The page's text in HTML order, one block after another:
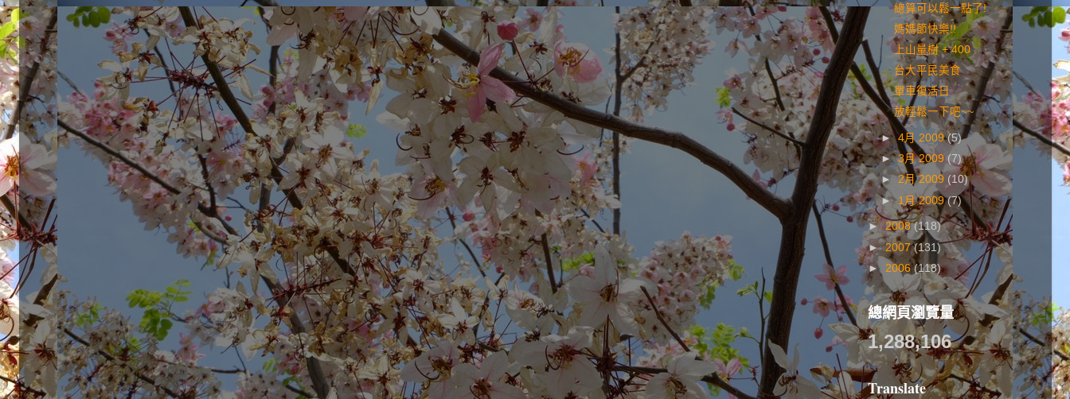
總算可以鬆一點了!
媽媽節快樂!!
上山量樹 + 400
台大平民美食
單車復活日
放輕鬆一下吧~~
►4月 2009(5)
►3月 2009(7)
►2月 2009 (10)
► 1月 2009(7)
► 2008(118)
►2007(131)
► 2006(118)
總網頁瀏覽量
1,288,106
Translate